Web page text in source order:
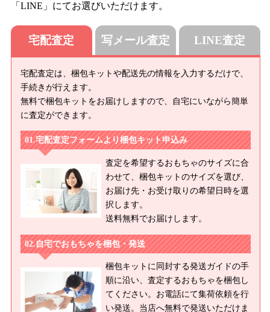
「LINE」にてお選びいただけます。
宅配査定
宅配査定は、梱包キットや配送先の情報を入力するだけで、
手続きが行えます。
無料で梱包キットをお届けしますので、自宅にいながら簡単
に査定ができます。
宅配査定フォームより梱包キット申込み
査定を希望するおもちゃのサイズに合
わせて、梱包キットのサイズを選び、
お届け先・お受け取りの希望日時を選
択します。
送料無料でお届けします。
自宅でおもちゃを梱包・発送
梱包キットに同封する発送ガイドの手
順に沿い、査定するおもちゃを梱包し
てください。お電話にて集荷依頼を行
い発送。当店へ無料で発送いただけま
写メール査定 LINE査定